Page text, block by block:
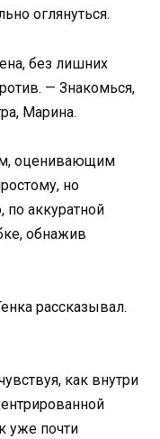
оглянуться.
без лишних
— Знакомься,
Марина.
оценивающим
но
по аккуратной
обнажив
рассказывал.
как внутри
уже почти